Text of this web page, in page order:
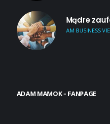
Mądre
AM BUSINESS
ADAM MAMOK – FANPAGE